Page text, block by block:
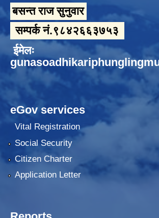
बसन्त राज सुनुवार
सम्पर्क नं.९८४२६६३७५३
ईमेलः
eGov services
Vital Registration
Social Security
Citizen Charter
Application Letter